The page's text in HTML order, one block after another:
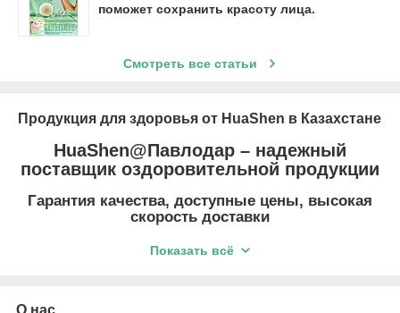
поможет сохранить красоту лица.
Смотреть все статьи
Продукция для здоровья от HuaShen в Казахстане
HuaShen@Павлодар – надежный
поставщик оздоровительной продукции
Гарантия качества, доступные цены, высокая
скорость доставки
Показать всё